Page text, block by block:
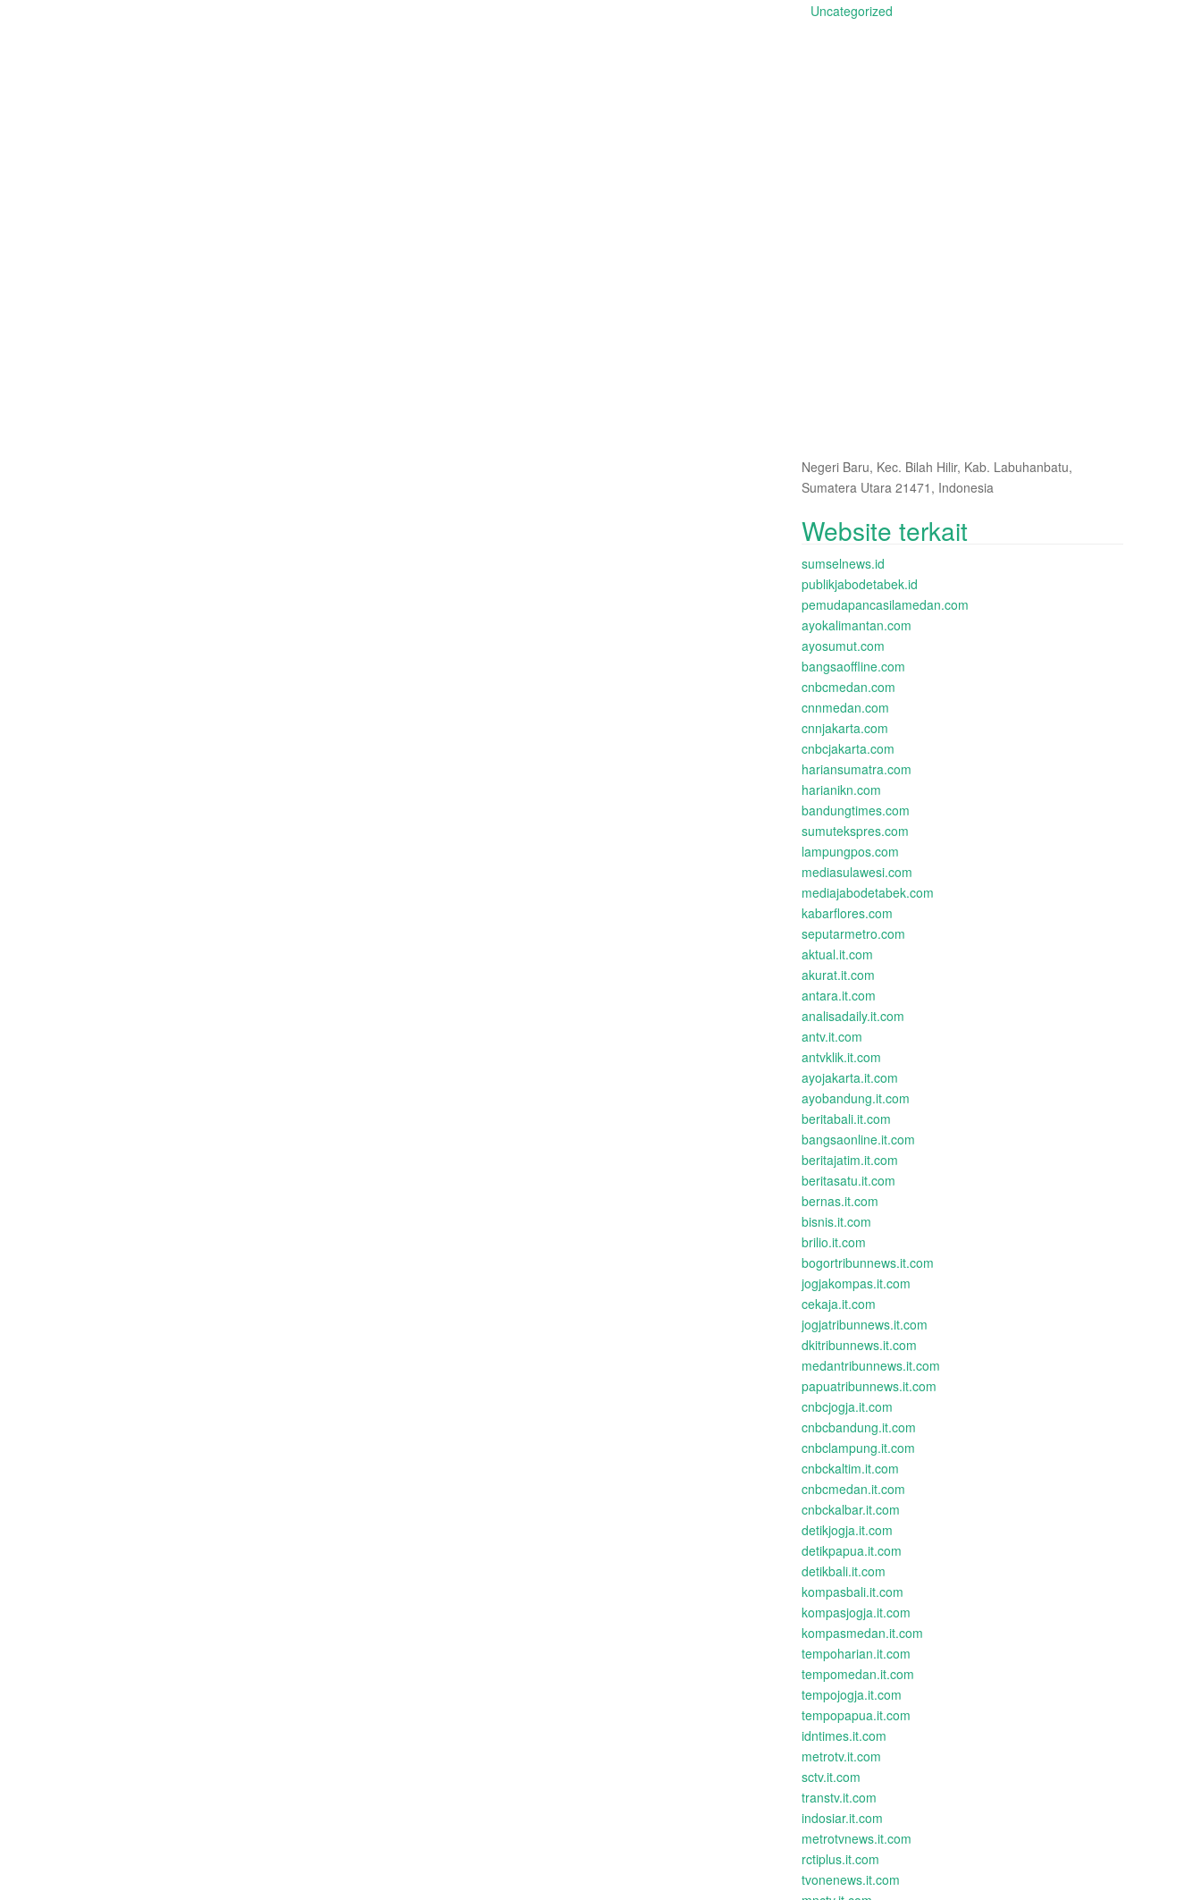
Uncategorized
Negeri Baru, Kec. Bilah Hilir, Kab. Labuhanbatu,
Sumatera Utara 21471, Indonesia
Website terkait
sumselnews.id
publikjabodetabek.id
pemudapancasilamedan.com
ayokalimantan.com
ayosumut.com
bangsaoffline.com
cnbcmedan.com
cnnmedan.com
cnnjakarta.com
cnbcjakarta.com
hariansumatra.com
harianikn.com
bandungtimes.com
sumutekspres.com
lampungpos.com
mediasulawesi.com
mediajabodetabek.com
kabarflores.com
seputarmetro.com
aktual.it.com
akurat.it.com
antara.it.com
analisadaily.it.com
antv.it.com
antvklik.it.com
ayojakarta.it.com
ayobandung.it.com
beritabali.it.com
bangsaonline.it.com
beritajatim.it.com
beritasatu.it.com
bernas.it.com
bisnis.it.com
brilio.it.com
bogortribunnews.it.com
jogjakompas.it.com
cekaja.it.com
jogjatribunnews.it.com
dkitribunnews.it.com
medantribunnews.it.com
papuatribunnews.it.com
cnbcjogja.it.com
cnbcbandung.it.com
cnbclampung.it.com
cnbckaltim.it.com
cnbcmedan.it.com
cnbckalbar.it.com
detikjogja.it.com
detikpapua.it.com
detikbali.it.com
kompasbali.it.com
kompasjogja.it.com
kompasmedan.it.com
tempoharian.it.com
tempomedan.it.com
tempojogja.it.com
tempopapua.it.com
idntimes.it.com
metrotv.it.com
sctv.it.com
transtv.it.com
indosiar.it.com
metrotvnews.it.com
rctiplus.it.com
tvonenews.it.com